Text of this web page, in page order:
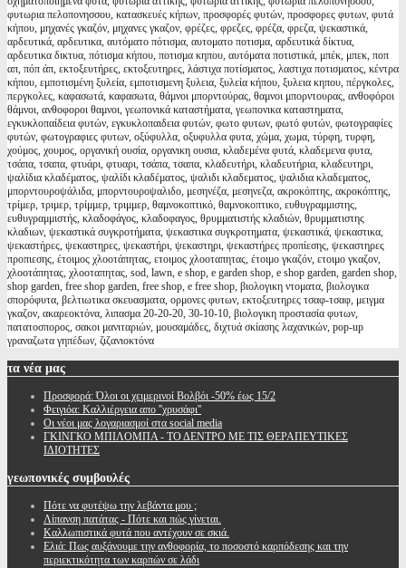
φυτωρια πελοπονησσου, κατασκευές κήπων, προσφορές φυτών, προσφορες φυτων, φυτά
κήπου, μηχανές γκαζόν, μηχανες γκαζον, φρέζες, φρεζες, φρέζα, φρεζα, ψεκαστικά,
αρδευτικά, αρδευτικα, αυτόματο πότισμα, αυτοματο ποτισμα, αρδευτικά δίκτυα,
αρδευτικα δικτυα, πότισμα κήπου, ποτισμα κηπου, αυτόματα ποτιστικά, μπέκ, μπεκ, ποπ
απ, πόπ άπ, εκτοξευτήρες, εκτοξευτηρες, λάστιχα ποτίσματος, λαστιχα ποτισματος, κέντρα
κήπου, εμποτισμένη ξυλεία, εμποτισμενη ξυλεια, ξυλεία κήπου, ξυλεια κηπου, πέργκολες,
περγκολες, καφασωτά, καφασωτα, θάμνοι μπορντούρας, θαμνοι μπορντουρας, ανθοφόροι
θάμνοι, ανθοφοροι θαμνοι, γεωπονικά καταστήματα, γεωπονικα καταστηματα,
εγκυκλοπαίδεια φυτών, εγκυκλοπαιδεια φυτών, φωτο φυτων, φωτό φυτών, φωτογραφίες
φυτών, φωτογραφιες φυτων, οξύφυλλα, οξυφυλλα φυτα, χώμα, χωμα, τύρφη, τυρφη,
χούμος, χουμος, οργανική ουσία, οργανικη ουσια, κλαδεμένα φυτά, κλαδεμενα φυτα,
τσάπα, τσαπα, φτυάρι, φτυαρι, τσάπα, τσαπα, κλαδευτήρι, κλαδευτήρια, κλαδευτηρι,
ψαλίδια κλαδέματος, ψαλίδι κλαδέματος, ψαλιδι κλαδεματος, ψαλιδια κλαδεματος,
μπορντουροψάλιδα, μπορντουροψαλιδο, μεσηνέζα, μεσηνεζα, ακροκόπτης, ακροκόπτης,
τρίμερ, τριμερ, τρίμμερ, τριμμερ, θαμνοκοπτικό, θαμνοκοπτικο, ευθυγραμμιστης,
ευθυγραμμιστής, κλαδοφάγος, κλαδοφαγος, θρυμματιστής κλαδιών, θρυμματιστης
κλαδιων, ψεκαστικά συγκροτήματα, ψεκαστικα συγκροτηματα, ψεκαστικά, ψεκαστικα,
ψεκαστήρες, ψεκαστηρες, ψεκαστήρι, ψεκαστηρι, ψεκαστήρες προπίεσης, ψεκαστηρες
προπιεσης, έτοιμος χλοοτάπητας, ετοιμος χλοοταπητας, έτοιμο γκαζόν, ετοιμο γκαζον,
χλοοτάπητας, χλοοταπητας, sod, lawn, e shop, e garden shop, e shop garden, garden shop,
shop garden, free shop garden, free shop, e free shop, βιολογικη ντοματα, βιολογικα
σπορόφυτα, βελτιωτικα σκευασματα, ορμονες φυτων, εκτοξευτηρες τσαφ-τσαφ, μειγμα
γκαζον, ακαρεοκτόνα, λιπασμα 20-20-20, 30-10-10, βιολογικη προστασία φυτων,
πατατοσπορος, σακοι μανιταριών, μουσαμάδες, διχτυά σκίασης λαχανικών, pop-up
γραναζωτα γηπέδων, ζιζανιοκτόνα
τα νέα μας
Προσφορά: Όλοι οι χειμερινοί Βολβόι -50% έως 15/2
Φειγιόα: Καλλιέργεια απο ''χρυσάφι''
Oι νέοι μας λογαριασμοί στα social media
ΓΚΙΝΓΚΟ ΜΠΙΛΟΜΠΑ - ΤΟ ΔΕΝΤΡΟ ΜΕ ΤΙΣ ΘΕΡΑΠΕΥΤΙΚΕΣ
ΙΔΙΟΤΗΤΕΣ
γεωπονικές συμβουλές
Πότε να φυτέψω την λεβάντα μου ;
Λίπανση πατάτας - Πότε και πώς γίνεται.
Καλλωπιστικά φυτά που αντέχουν σε σκιά.
Ελιά: Πως αυξάνουμε την ανθοφορία, το ποσοστό καρπόδεσης και την
περιεκτικότητα των καρπών σε λάδι